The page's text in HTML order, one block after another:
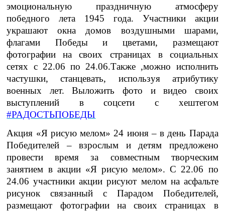
эмоциональную праздничную атмосферу
победного лета 1945 года. Участники акции
украшают окна домов воздушными шарами,
флагами Победы и цветами, размещают
фотографии на своих страницах в социальных
сетях с 22.06 по 24.06.Также ,можно исполнить
частушки, станцевать, используя атрибутику
военных лет. Выложить фото и видео своих
выступлений в соцсети с хештегом
#РАДОСТЬПОБЕДЫ
Акция «Я рисую мелом» 24 июня – в день Парада
Победителей – взрослым и детям предложено
провести время за совместным творческим
занятием в акции «Я рисую мелом». С 22.06 по
24.06 участники акции рисуют мелом на асфальте
рисунок связанный с Парадом Победителей,
размещают фотографии на своих страницах в